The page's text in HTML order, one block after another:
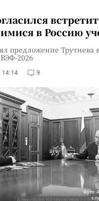
в Россию
предложение Трутнева
2026
14:14 9
Фото: